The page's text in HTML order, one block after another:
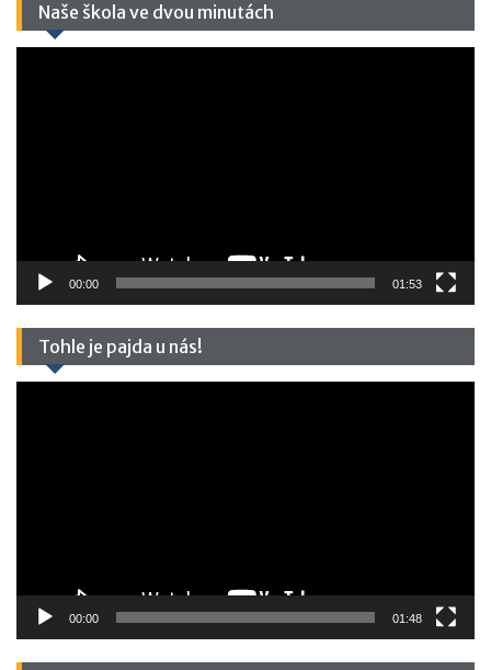
Naše škola ve dvou minutách
00:00 01:53
Tohle je pajda u nás!
00:00 01:48